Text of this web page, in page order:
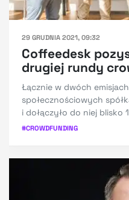
29 GRUDNIA 2021, 09:32
Coffeedesk
drugiej rundy
Łącznie w dwóch
społecznościowych
i dołączyło do niej blisko
#CROWDFUNDING